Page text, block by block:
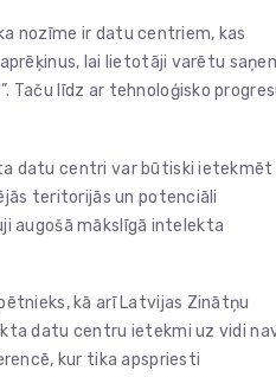
nozīme ir datu centriem, kas
lai lietotāji varētu
Taču līdz ar tehnoloģisko
datu centri var būtiski ietekmēt
teritorijās un potenciāli
augošā mākslīgā intelekta
kā arī Latvijas Zinātņu
datu centru ietekmi uz vidi
kur tika apspriesti